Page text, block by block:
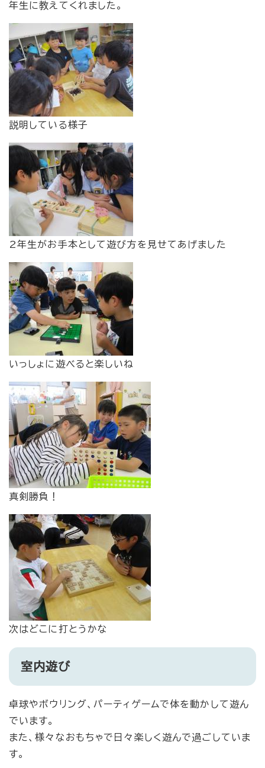
年生に教えてくれました。
説明している様子
2年生がお手本として遊び方を見せてあげました
いっしょに遊べると楽しいね
真剣勝負！
次はどこに打とうかな
室内遊び
卓球やボウリング、パーティゲームで体を動かして遊ん
でいます。
また、様々なおもちゃで日々楽しく遊んで過ごしていま
す。